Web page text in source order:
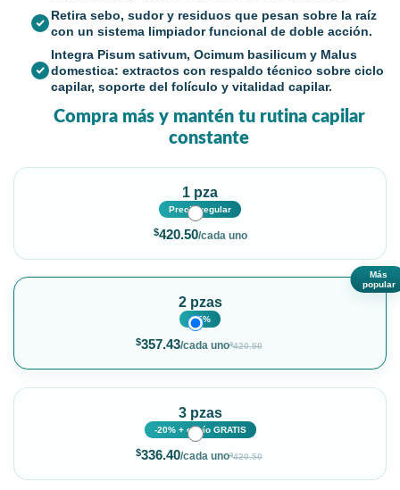
Retira sebo, sudor y residuos que pesan sobre la raíz
con un sistema limpiador funcional de doble acción.
Integra Pisum sativum, Ocimum basilicum y Malus
domestica: extractos con respaldo técnico sobre ciclo
capilar, soporte del folículo y vitalidad capilar.
Compra más y mantén tu rutina capilar
constante
1 pza
Precio regular
$420.50/cada uno
2 pzas
-15%
$357.43/cada uno$420.50
Más
popular
3 pzas
-20% + envío GRATIS
$336.40/cada uno$420.50